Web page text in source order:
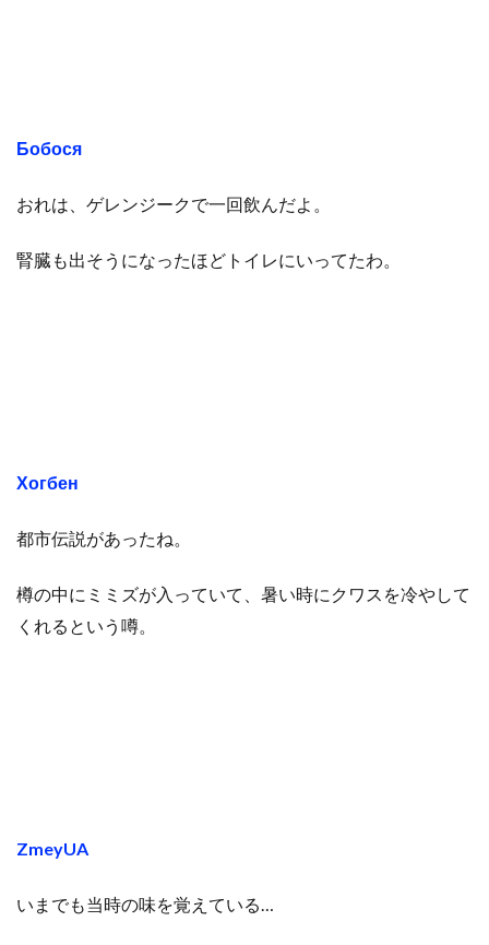
Бобося
おれは、ゲレンジークで一回飲んだよ。
腎臓も出そうになったほどトイレにいってたわ。
Хогбен
都市伝説があったね。
樽の中にミミズが入っていて、暑い時にクワスを冷やして
くれるという噂。
ZmeyUA
いまでも当時の味を覚えている…